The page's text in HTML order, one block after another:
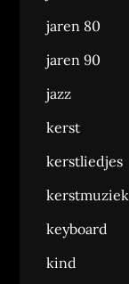
jaren 80
jaren 90
jazz
kerst
kerstliedjes
kerstmuziek
keyboard
kind